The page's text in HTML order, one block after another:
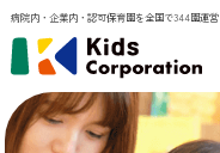
病院内・企業内・認可保育園を全国で344園運営